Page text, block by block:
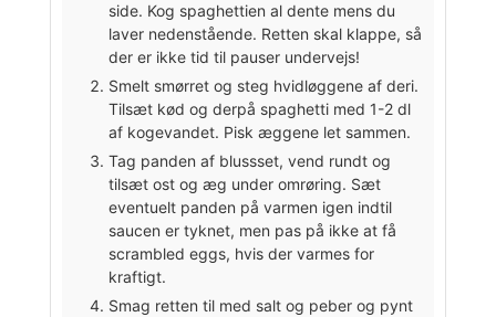
side. Kog spaghettien al dente mens du
laver nedenstående. Retten skal klappe, så
der er ikke tid til pauser undervejs!
Smelt smørret og steg hvidløggene af deri.
Tilsæt kød og derpå spaghetti med 1-2 dl
af kogevandet. Pisk æggene let sammen.
Tag panden af blussset, vend rundt og
tilsæt ost og æg under omrøring. Sæt
eventuelt panden på varmen igen indtil
saucen er tyknet, men pas på ikke at få
scrambled eggs, hvis der varmes for
kraftigt.
Smag retten til med salt og peber og pynt